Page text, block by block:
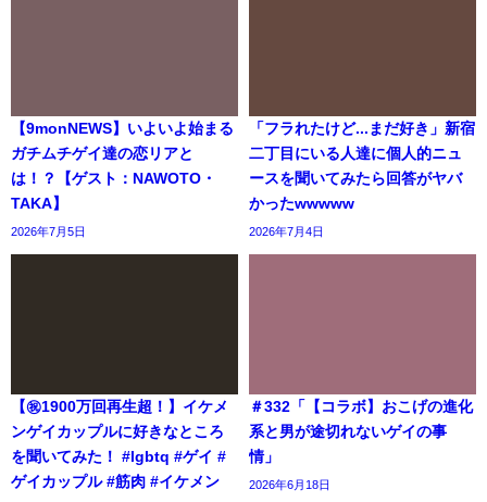
【9monNEWS】いよいよ始まる
ガチムチゲイ達の恋リアと
は！？【ゲスト：NAWOTO・
TAKA】
2026年7月5日
「フラれたけど...まだ好き」新宿
二丁目にいる人達に個人的ニュ
ースを聞いてみたら回答がヤバ
かったwwwww
2026年7月4日
【㊗️1900万回再生超！】イケメ
ンゲイカップルに好きなところ
を聞いてみた！ #lgbtq #ゲイ #
ゲイカップル #筋肉 #イケメン
＃332「【コラボ】おこげの進化
系と男が途切れないゲイの事
情」
2026年6月18日